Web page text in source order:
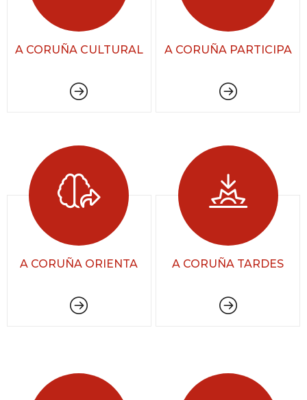
A CORUÑA CULTURAL A CORUÑA PARTICIPA
A CORUÑA ORIENTA A CORUÑA TARDES